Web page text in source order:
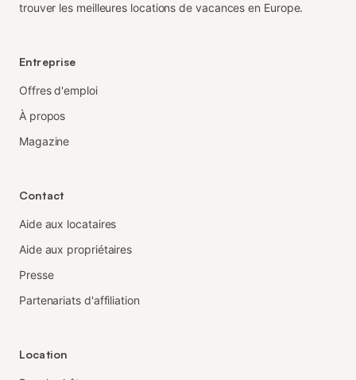
trouver les meilleures locations de vacances en Europe.
Entreprise
Offres d'emploi
À propos
Magazine
Contact
Aide aux locataires
Aide aux propriétaires
Presse
Partenariats d'affiliation
Location